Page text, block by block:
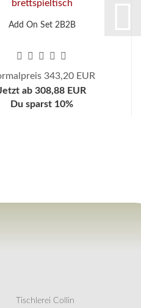
Add On Set 2B2B
343,20 EUR
ab 308,88 EUR
Du sparst 10%
Tischlerei Collin